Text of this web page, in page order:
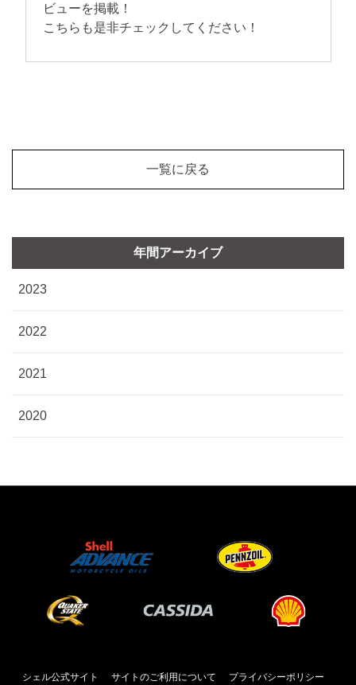
ビューを掲載！
こちらも是非チェックしてください！
一覧に戻る
年間アーカイブ
2023
2022
2021
2020
シェル公式サイト サイトのご利用について プライバシーポリシー